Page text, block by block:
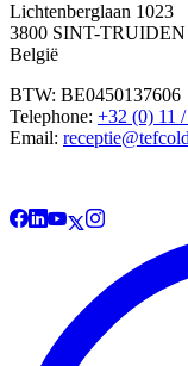
Lichtenberglaan 1023
3800 SINT-TRUIDEN
België
BTW: BE0450137606
Telephone: +32 (0) 11
Email: